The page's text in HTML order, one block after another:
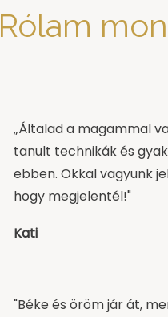
Rólam
„Általad a magammal
tanult technikák és
ebben. Okkal vagyunk
hogy megjelentél!"
Kati
"Béke és öröm jár át,